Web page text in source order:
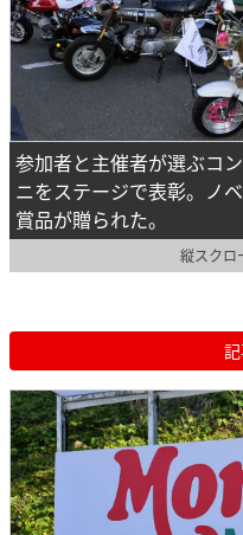
参加者と主催者が選ぶコ
ニをステージで表彰。ノ
賞品が贈られた。
縦スクロ